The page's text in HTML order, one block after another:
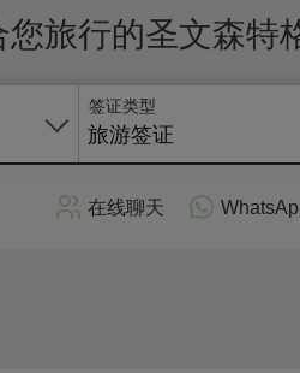
您旅行的圣文森特
签证类型
旅游签证
在线聊天